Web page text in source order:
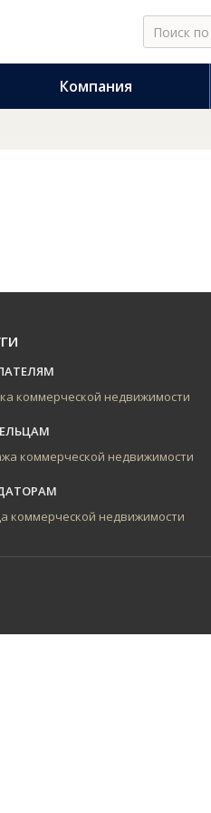
Компания
коммерческой недвижимости
коммерческой недвижимости
коммерческой недвижимости